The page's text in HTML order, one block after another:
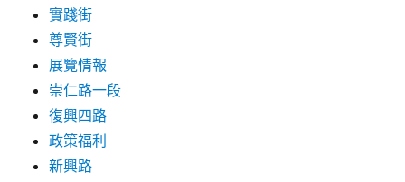
實踐街
尊賢街
展覽情報
崇仁路一段
復興四路
政策福利
新興路